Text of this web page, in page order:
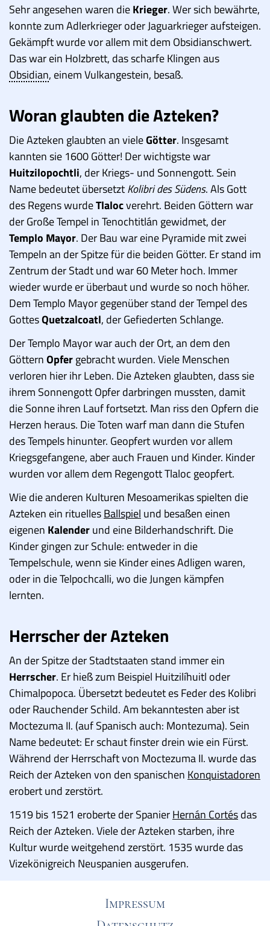
Sehr angesehen waren dieKrieger. Wer sich bewährte,
konnte zum Adlerkrieger oder Jaguarkrieger aufsteigen.
Gekämpft wurde vor allem mit dem Obsidianschwert.
Das war ein Holzbrett, das scharfe Klingen aus
Obsidian, einem Vulkangestein, besaß.
Woran glaubten die Azteken?
Die Azteken glaubten an vieleGötter. Insgesamt
kannten sie 1600 Götter! Der wichtigste war
Huitzilopochtli, der Kriegs- und Sonnengott. Sein
Name bedeutet übersetztKolibri des Südens. Als Gott
des Regens wurdeTlalocverehrt. Beiden Göttern war
der Große Tempel in Tenochtitlán gewidmet, der
Templo Mayor. Der Bau war eine Pyramide mit zwei
Tempeln an der Spitze für die beiden Götter. Er stand im
Zentrum der Stadt und war 60 Meter hoch. Immer
wieder wurde er überbaut und wurde so noch höher.
Dem Templo Mayor gegenüber stand der Tempel des
GottesQuetzalcoatl, der Gefiederten Schlange.
Der Templo Mayor war auch der Ort, an dem den
GötternOpfergebracht wurden. Viele Menschen
verloren hier ihr Leben. Die Azteken glaubten, dass sie
ihrem Sonnengott Opfer darbringen mussten, damit
die Sonne ihren Lauf fortsetzt. Man riss den Opfern die
Herzen heraus. Die Toten warf man dann die Stufen
des Tempels hinunter. Geopfert wurden vor allem
Kriegsgefangene, aber auch Frauen und Kinder. Kinder
wurden vor allem dem Regengott Tlaloc geopfert.
Wie die anderen Kulturen Mesoamerikas spielten die
Azteken ein rituellesBallspiel und besaßen einen
eigenen Kalenderund eine Bilderhandschrift. Die
Kinder gingen zur Schule: entweder in die
Tempelschule, wenn sie Kinder eines Adligen waren,
oder in die Telpochcalli, wo die Jungen kämpfen
lernten.
Herrscher der Azteken
An der Spitze der Stadtstaaten stand immer ein
Herrscher. Er hieß zum Beispiel Huitzilíhuitl oder
Chimalpopoca. Übersetzt bedeutet es Feder des Kolibri
oder Rauchender Schild. Am bekanntesten aber ist
Moctezuma II. (auf Spanisch auch: Montezuma). Sein
Name bedeutet: Er schaut finster drein wie ein Fürst.
Während der Herrschaft von Moctezuma II. wurde das
Reich der Azteken von den spanischen Konquistadoren
erobert und zerstört.
1519 bis 1521 eroberte der SpanierHernán Cortésdas
Reich der Azteken. Viele der Azteken starben, ihre
Kultur wurde weitgehend zerstört. 1535 wurde das
Vizekönigreich Neuspanien ausgerufen.
Impressum